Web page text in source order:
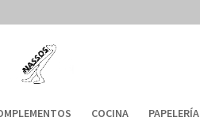
COCINA PAPELERÍA